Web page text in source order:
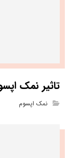
تاثیر نمک
نمک اپسوم